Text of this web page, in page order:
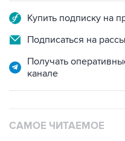
Купить подписку на
Подписаться на
Получать
канале
САМОЕ ЧИТАЕМОЕ